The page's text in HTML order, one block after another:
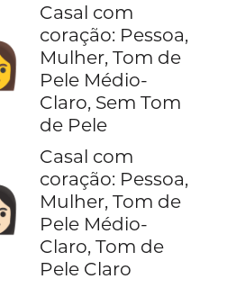
Casal com
coração: Pessoa,
Mulher, Tom de
Pele Médio-
Claro, Sem Tom
de Pele
Casal com
coração: Pessoa,
Mulher, Tom de
Pele Médio-
Claro, Tom de
Pele Claro